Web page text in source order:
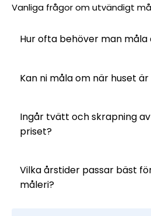
Vanliga frågor om utvändigt
Hur ofta behöver man måla
Kan ni måla om när huset
Ingår tvätt och skrapning
priset?
Vilka årstider passar bäst
måleri?